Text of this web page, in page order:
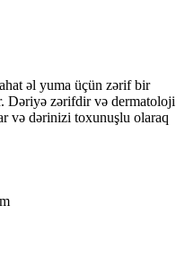
əl yuma üçün zərif bir
Dəriyə zərifdir və dermatoloji
və dərinizi toxunuşlu olaraq